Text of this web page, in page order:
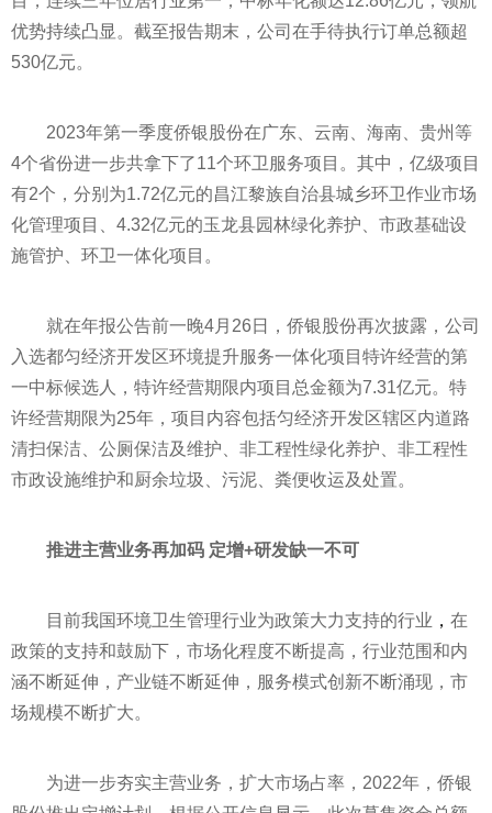
优势持续凸显。截至报告期末，公司在手待执行订单总额超
530亿元。
2023年第一季度侨银股份在广东、云南、海南、贵州等
4个省份进一步共拿下了11个环卫服务项目。其中，亿级项目
有2个，分别为1.72亿元的昌江黎族自治县城乡环卫作业市场
化管理项目、4.32亿元的玉龙县园林绿化养护、市政基础设
施管护、环卫一体化项目。
就在年报公告前一晚4月26日，侨银股份再次披露，公司
入选都匀经济开发区环境提升服务一体化项目特许经营的第
一中标候选人，特许经营期限内项目总金额为7.31亿元。特
许经营期限为25年，项目内容包括匀经济开发区辖区内道路
清扫保洁、公厕保洁及维护、非工程性绿化养护、非工程性
市政设施维护和厨余垃圾、污泥、粪便收运及处置。
推进主营业务再加码 定增+研发缺一不可
目前我国环境卫生管理行业为政策大力支持的行业 ， 在
政策的支持和鼓励下，市场化程度不断提高，行业范围和内
涵不断延伸，产业链不断延伸，服务模式创新不断涌现，市
场规模不断扩大。
为进一步夯实主营业务，扩大市场占率，2022年，侨银